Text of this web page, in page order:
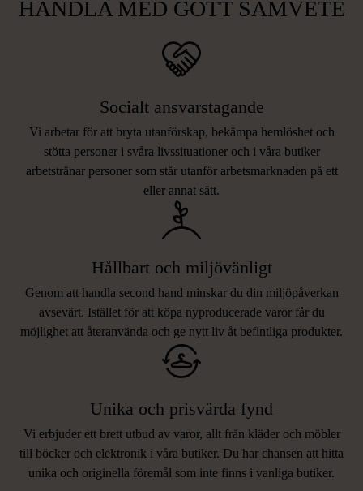
HANDLA MED GOTT SAMVETE
Socialt ansvarstagande
Vi arbetar för att bryta utanförskap, bekämpa hemlöshet och
stötta personer i svåra livssituationer och i våra butiker
arbetstränar personer som står utanför arbetsmarknaden på ett
eller annat sätt.
Hållbart och miljövänligt
Genom att handla second hand minskar du din miljöpåverkan
avsevärt. Istället för att köpa nyproducerade varor får du
möjlighet att återanvända och ge nytt liv åt befintliga produkter.
Unika och prisvärda fynd
Vi erbjuder ett brett utbud av varor, allt från kläder och möbler
till böcker och elektronik i våra butiker. Du har chansen att hitta
unika och originella föremål som inte finns i vanliga butiker.
LIKNANDE PRODUKTER
Hitta produkter som påminner om denna